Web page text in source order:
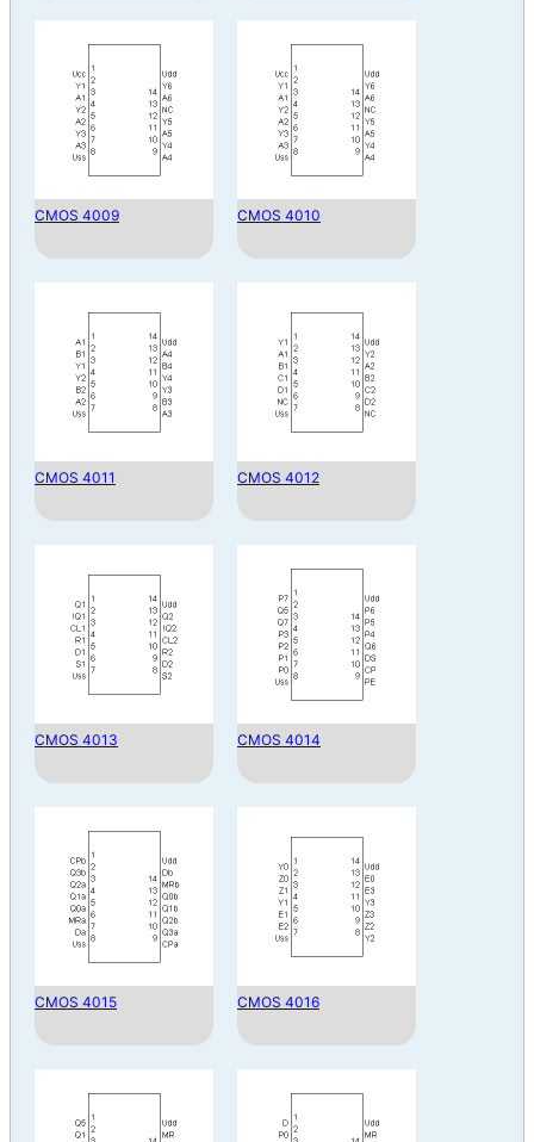
CMOS 4009 CMOS 4010
CMOS 4011 CMOS 4012
CMOS 4013 CMOS 4014
CMOS 4015 CMOS 4016